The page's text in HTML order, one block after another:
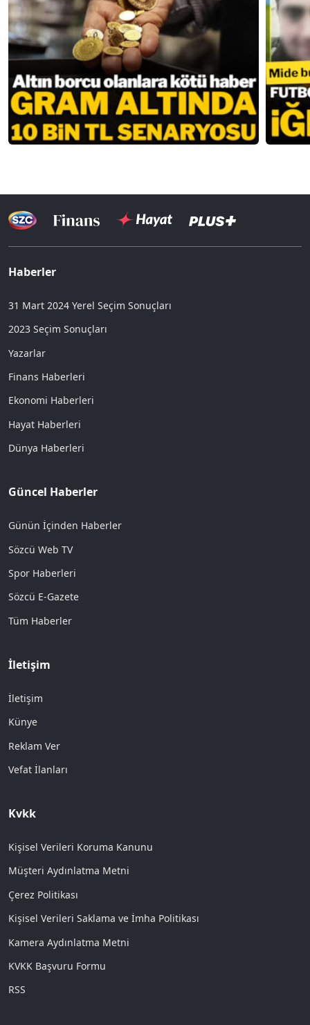
Haberler
31 Mart 2024 Yerel Seçim Sonuçları
2023 Seçim Sonuçları
Yazarlar
Finans Haberleri
Ekonomi Haberleri
Hayat Haberleri
Dünya Haberleri
Güncel Haberler
Günün İçinden Haberler
Sözcü Web TV
Spor Haberleri
Sözcü E-Gazete
Tüm Haberler
İletişim
İletişim
Künye
Reklam Ver
Vefat İlanları
Kvkk
Kişisel Verileri Koruma Kanunu
Müşteri Aydınlatma Metni
Çerez Politikası
Kişisel Verileri Saklama ve İmha Politikası
Kamera Aydınlatma Metni
KVKK Başvuru Formu
RSS